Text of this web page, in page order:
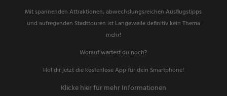
Mit spannenden Attraktionen, abwechslungsreichen Ausflugstipps
und aufregenden Stadttouren ist Langeweile definitiv kein Thema
mehr!
Worauf wartest du noch?
Hol dir jetzt die kostenlose App für dein Smartphone!
Klicke hier für mehr Informationen